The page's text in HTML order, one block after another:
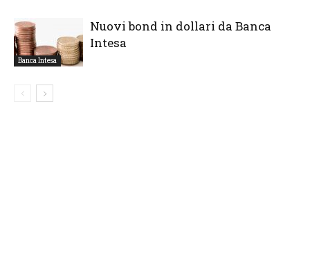
Banca Intesa
Nuovi bond in dollari da Banca
Intesa